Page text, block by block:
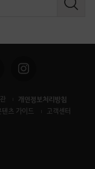
검
개인정보처리방침
텐츠 가이드
고객센터